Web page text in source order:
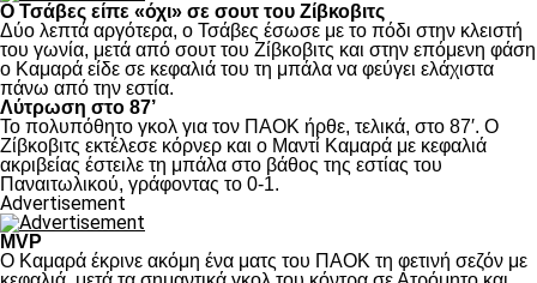
Ο Τσάβες είπε «όχι» σε σουτ του Ζίβκοβιτς
Δύο λεπτά αργότερα, ο Τσάβες έσωσε με το πόδι στην κλειστή
του γωνία, μετά από σουτ του Ζίβκοβιτς και στην επόμενη φάση
ο Καμαρά είδε σε κεφαλιά του τη μπάλα να φεύγει ελάχιστα
πάνω από την εστία.
Λύτρωση στο 87’
Το πολυπόθητο γκολ για τον ΠΑΟΚ ήρθε, τελικά, στο 87′. Ο
Ζίβκοβιτς εκτέλεσε κόρνερ και ο Μαντί Καμαρά με κεφαλιά
ακριβείας έστειλε τη μπάλα στο βάθος της εστίας του
Παναιτωλικού, γράφοντας το 0-1.
Advertisement
MVP
Ο Καμαρά έκρινε ακόμη ένα ματς του ΠΑΟΚ τη φετινή σεζόν με